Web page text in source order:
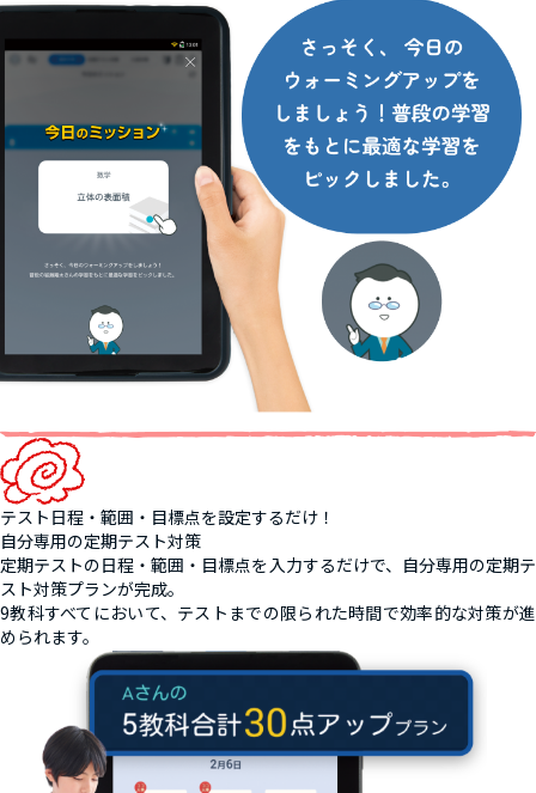
テスト日程・範囲・目標点を設定するだけ！
自分専用の定期テスト対策
定期テストの日程・範囲・目標点を入力するだけで、自分専用の定期テ
スト対策プランが完成。
9教科すべてにおいて、テストまでの限られた時間で効率的な対策が進
められます。